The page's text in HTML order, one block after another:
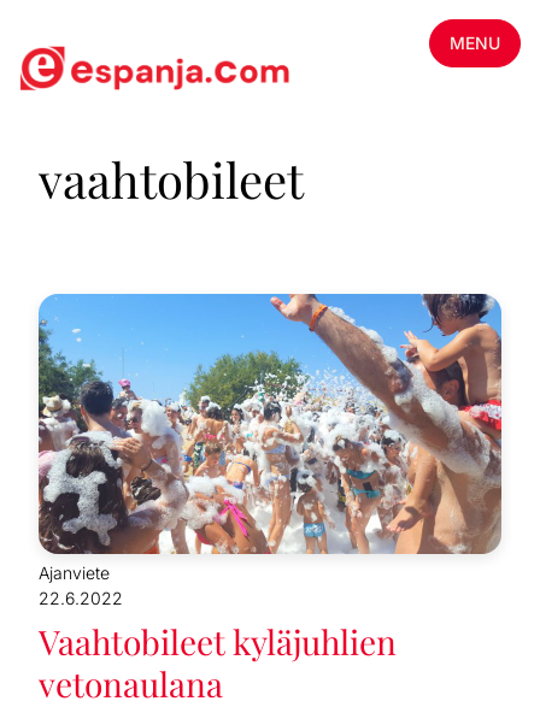
MENU
vaahtobileet
Ajanviete
22.6.2022
Vaahtobileet kyläjuhlien
vetonaulana